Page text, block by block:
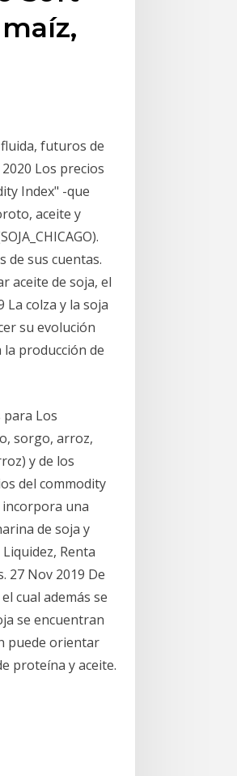
futuros de
Los precios
Index" -que
aceite y
de sus cuentas.
aceite de soja, el
colza y la soja
su evolución
producción de
para Los
sorgo, arroz,
y de los
del commodity
incorpora una
de soja y
Liquidez, Renta
27 Nov 2019 De
cual además se
se encuentran
puede orientar
proteína y aceite.